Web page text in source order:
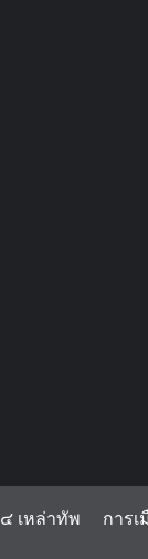
๔ เหล่าทัพ การเ